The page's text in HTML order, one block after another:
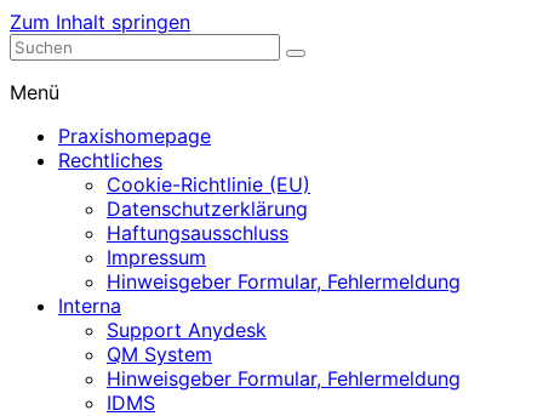
Zum Inhalt springen
Nephrologische Praxis mit Dialyse
Menü
Praxishomepage
Rechtliches
Cookie-Richtlinie (EU)
Datenschutzerklärung
Haftungsausschluss
Impressum
Hinweisgeber Formular, Fehlermeldung
Interna
Support Anydesk
QM System
Hinweisgeber Formular, Fehlermeldung
IDMS